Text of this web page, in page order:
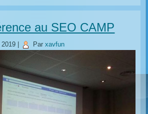
au SEO CAMP
Par xavfun